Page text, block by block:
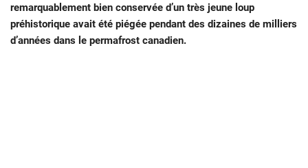
remarquablement bien conservée d’un très jeune loup
préhistorique avait été piégée pendant des dizaines de milliers
d’années dans le permafrost canadien.